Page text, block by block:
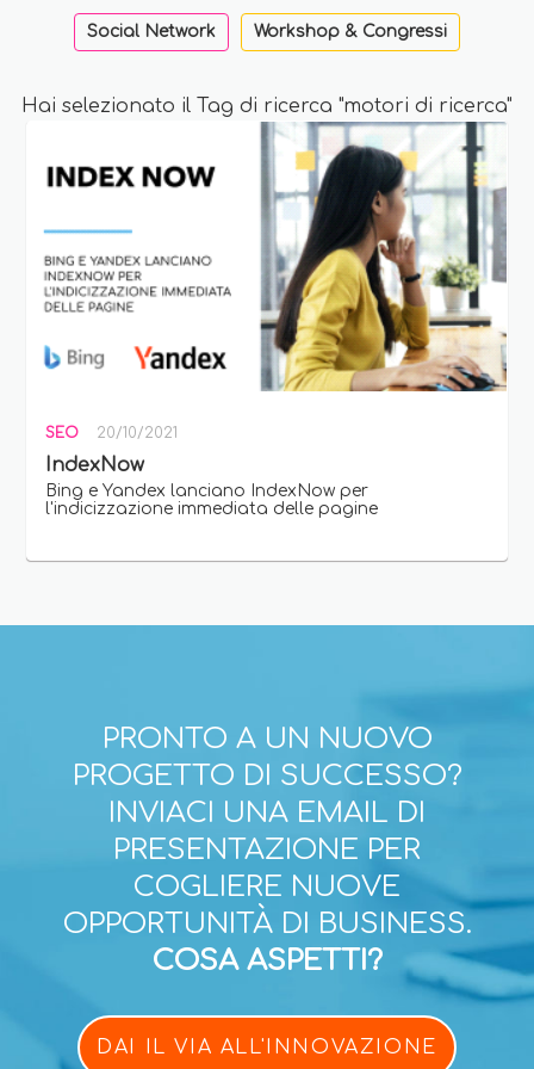
Social Network Workshop & Congressi
Hai selezionato il Tag di ricerca "motori di ricerca"
SEO 20/10/2021
IndexNow
Bing e Yandex lanciano IndexNow per
l'indicizzazione immediata delle pagine
PRONTO A UN NUOVO
PROGETTO DI SUCCESSO?
INVIACI UNA EMAIL DI
PRESENTAZIONE PER
COGLIERE NUOVE
OPPORTUNITÀ DI BUSINESS.
COSA ASPETTI?
DAI IL VIA ALL'INNOVAZIONE